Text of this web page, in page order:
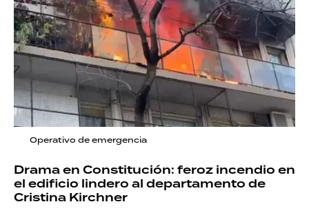
Operativo de emergencia
Drama en Constitución: feroz incendio en
el edificio lindero al departamento de
Cristina Kirchner